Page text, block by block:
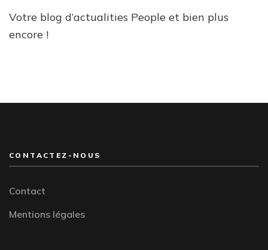
Votre blog d’actualities People et bien plus
encore !
CONTACTEZ-NOUS
Contact
Mentions légales